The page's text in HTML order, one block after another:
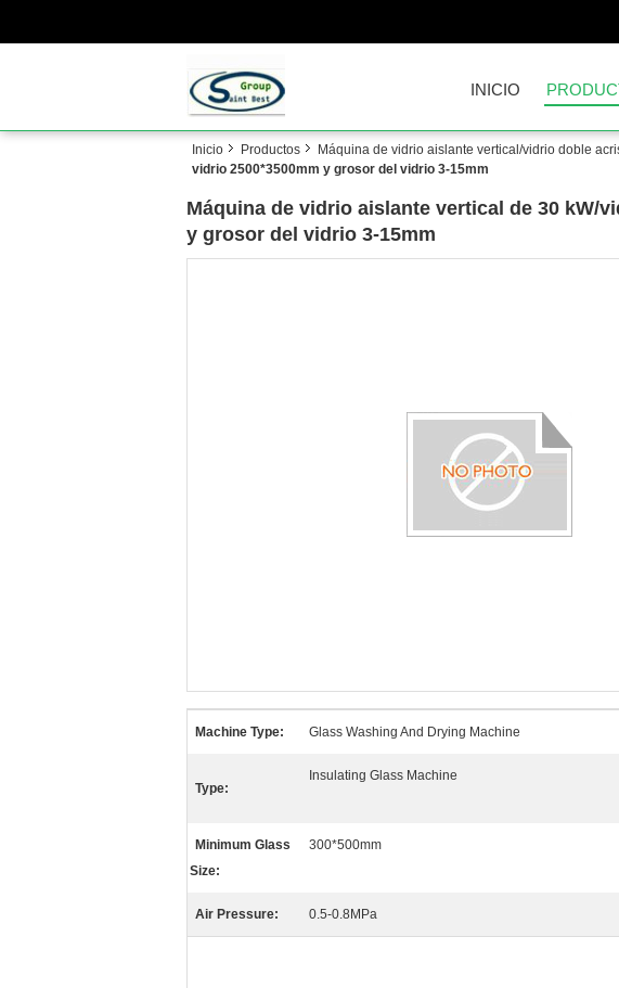
INICIO
Inicio Productos Máquina de vidrio aislante vertical/vidrio doble
vidrio 2500*3500mm y grosor del vidrio 3-15mm
Máquina de vidrio aislante vertical de 30 kW/
y grosor del vidrio 3-15mm
Machine Type: Glass Washing And Drying Machine
Type:
Insulating Glass Machine
Minimum Glass
Size:
300*500mm
Air Pressure: 0.5-0.8MPa